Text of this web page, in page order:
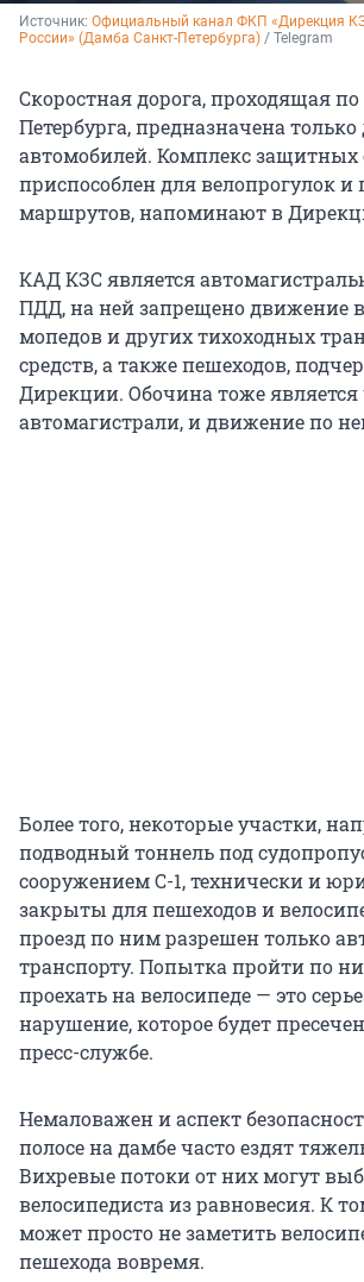
Источник: Официальный канал ФКП «Дирекция
России» (Дамба Санкт-Петербурга) / Telegram
Скоростная дорога, проходящая
Петербурга, предназначена только
автомобилей. Комплекс защитных
приспособлен для велопрогулок
маршрутов, напоминают в
КАД КЗС является
ПДД, на ней запрещено движение
мопедов и других тихоходных
средств, а также пешеходов,
Дирекции. Обочина тоже является
автомагистрали, и движение по
Более того, некоторые участки,
подводный тоннель под
сооружением С-1, технически и
закрыты для пешеходов и
проезд по ним разрешен только
транспорту. Попытка пройти по
проехать на велосипеде — это
нарушение, которое будет
пресс-службе.
Немаловажен и аспект
полосе на дамбе часто ездят
Вихревые потоки от них могут
велосипедиста из равновесия. К
может просто не заметить
пешехода вовремя.